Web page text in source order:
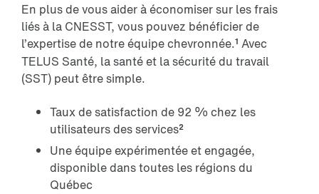
En plus de vous aider à économiser sur les frais
liés à la CNESST, vous pouvez bénéficier de
l’expertise de notre équipe chevronnée.1 Avec
TELUS Santé, la santé et la sécurité du travail
(SST) peut être simple.
Taux de satisfaction de 92 % chez les
utilisateurs des services2
Une équipe expérimentée et engagée,
disponible dans toutes les régions du
Québec